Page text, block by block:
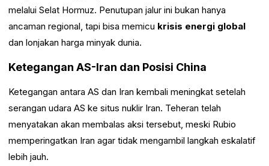
melalui Selat Hormuz. Penutupan jalur ini bukan hanya
ancaman regional, tapi bisa memicu krisis energi global
dan lonjakan harga minyak dunia.
Ketegangan AS-Iran dan Posisi China
Ketegangan antara AS dan Iran kembali meningkat setelah
serangan udara AS ke situs nuklir Iran. Teheran telah
menyatakan akan membalas aksi tersebut, meski Rubio
memperingatkan Iran agar tidak mengambil langkah eskalatif
lebih jauh.